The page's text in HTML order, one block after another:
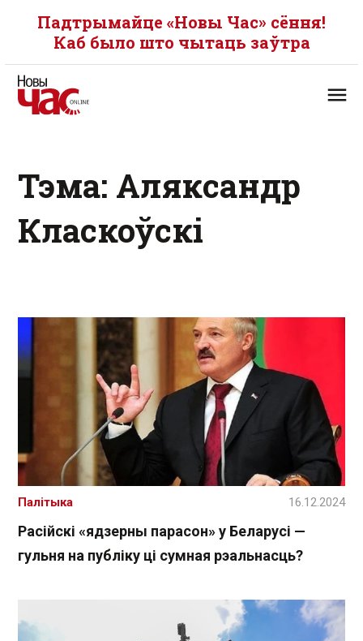
Падтрымайце «Новы Час» сёння!
Каб было што чытаць заўтра
Тэма: Аляксандр
Класкоўскі
Расійскі «ядзерны парасон» у Беларусі —
гульня на публіку ці сумная рэальнасць?
Палітыка 16.12.2024